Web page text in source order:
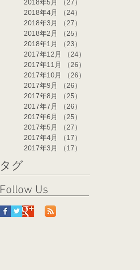
2018年5月
（27）
2018年4月
（24）
2018年3月
（27）
2018年2月
（25）
2018年1月
（23）
2017年12月
（24）
2017年11月
（26）
2017年10月
（26）
2017年9月
（26）
2017年8月
（25）
2017年7月
（26）
2017年6月
（25）
2017年5月
（27）
2017年4月
（17）
2017年3月
（17）
タグ
Follow Us